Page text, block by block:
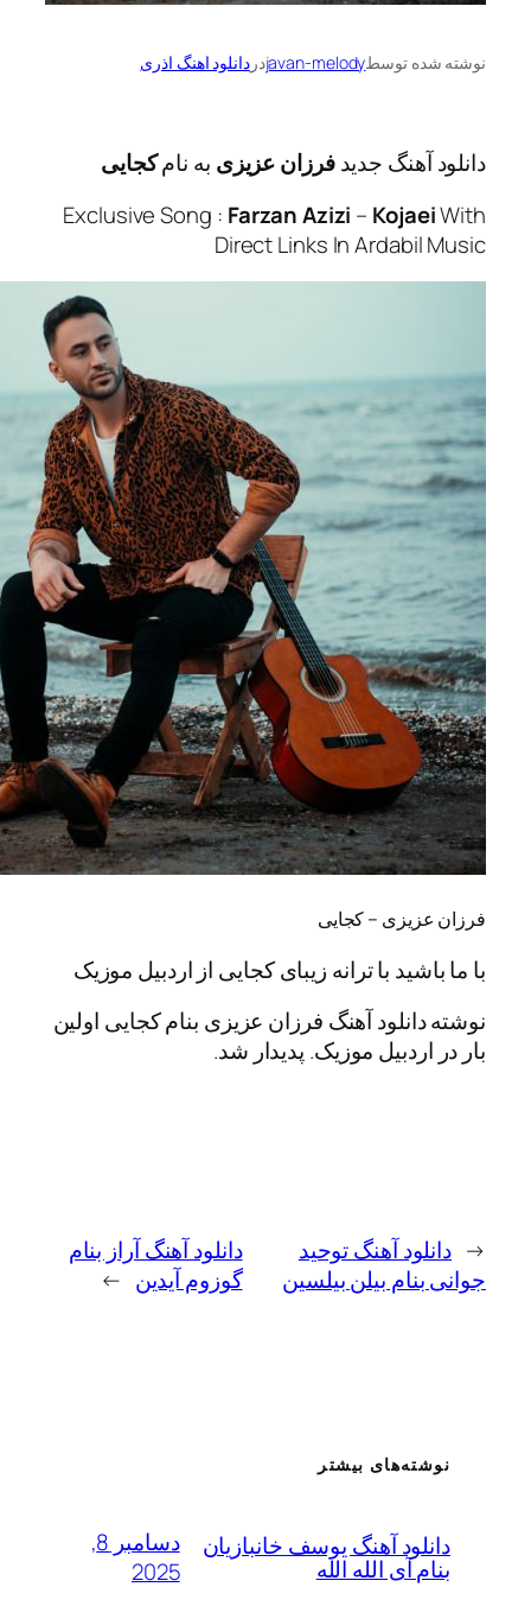
توسطjavan-melodyدردانلود اهنگ اذری
جدیدفرزان عزیزیبه نامکجایی
Exclusive Song :Farzan Azizi–
Direct Links In
– کجایی
با ترانه زیبای کجایی از اردبیل موزیک
آهنگ فرزان عزیزی بنام کجایی اولین
موزیک. پدیدار شد.
آهنگ توحید
بیلن بیلسین
دانلود آهنگ آراز بنام
گوزوم آیدین →
بیشتر
آهنگ یوسف خانبازیان
آی الله الله